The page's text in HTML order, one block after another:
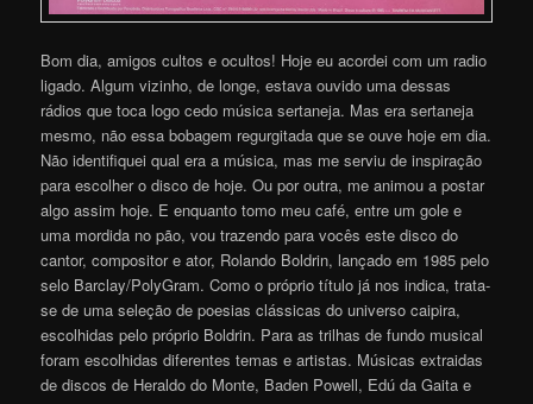
Bom dia, amigos cultos e ocultos! Hoje eu acordei com um radio
ligado. Algum vizinho, de longe, estava ouvido uma dessas
rádios que toca logo cedo música sertaneja. Mas era sertaneja
mesmo, não essa bobagem regurgitada que se ouve hoje em dia.
Não identifiquei qual era a música, mas me serviu de inspiração
para escolher o disco de hoje. Ou por outra, me animou a postar
algo assim hoje. E enquanto tomo meu café, entre um gole e
uma mordida no pão, vou trazendo para vocês este disco do
cantor, compositor e ator, Rolando Boldrin, lançado em 1985 pelo
selo Barclay/PolyGram. Como o próprio título já nos indica, trata-
se de uma seleção de poesias clássicas do universo caipira,
escolhidas pelo próprio Boldrin. Para as trilhas de fundo musical
foram escolhidas diferentes temas e artistas. Músicas extraidas
de discos de Heraldo do Monte, Baden Powell, Edú da Gaita e